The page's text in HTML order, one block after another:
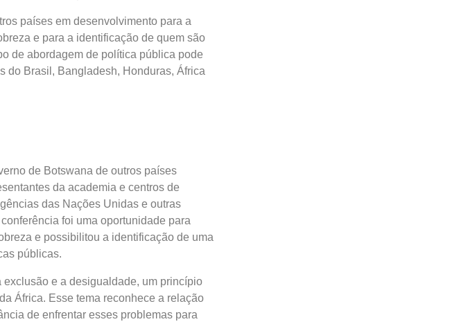
países em desenvolvimento para a
e para a identificação de quem são
de abordagem de política pública pode
do Brasil, Bangladesh, Honduras, África
de Botswana de outros países
da academia e centros de
das Nações Unidas e outras
foi uma oportunidade para
e possibilitou a identificação de uma
públicas.
e a desigualdade, um princípio
África. Esse tema reconhece a relação
de enfrentar esses problemas para